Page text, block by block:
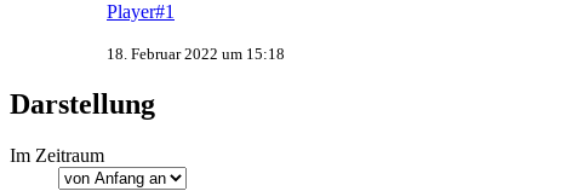
Player#1
18. Februar 2022 um 15:18
Darstellung
Im Zeitraum